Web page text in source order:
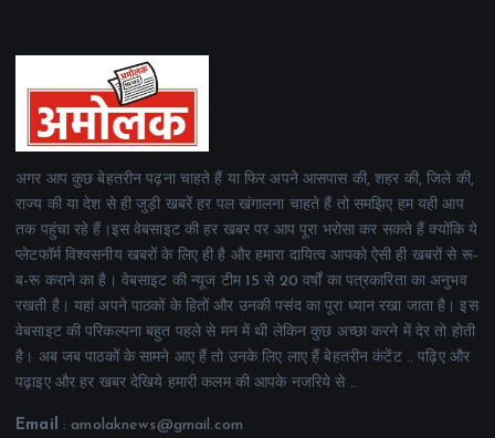
अगर आप कुछ बेहतरीन पढ़ना चाहते हैं या फिर अपने आसपास की, शहर की, जिले की,
राज्य की या देश से ही जुड़ी खबरें हर पल खंगालना चाहते हैं तो समझिए हम यही आप
तक पहुंचा रहे हैं।इस वेबसाइट की हर खबर पर आप पूरा भरोसा कर सकते हैं क्योंकि ये
प्लेटफॉर्म विश्वसनीय खबरों के लिए ही है और हमारा दायित्व आपको ऐसी ही खबरों से रू-
ब-रू कराने का है। वेबसाइट की न्यूज टीम 15 से 20 वर्षों का पत्रकारिता का अनुभव
रखती है। यहां अपने पाठकों के हितों और उनकी पसंद का पूरा ध्यान रखा जाता है। इस
वेबसाइट की परिकल्पना बहुत पहले से मन में थी लेकिन कुछ अच्छा करने में देर तो होती
है। अब जब पाठकों के सामने आए हैं तो उनके लिए लाए हैं बेहतरीन कंटेंट .. पढ़िए और
पढ़ाइए और हर खबर देखिये हमारी कलम की आपके नजरिये से ..
Email : amolaknews@gmail.com